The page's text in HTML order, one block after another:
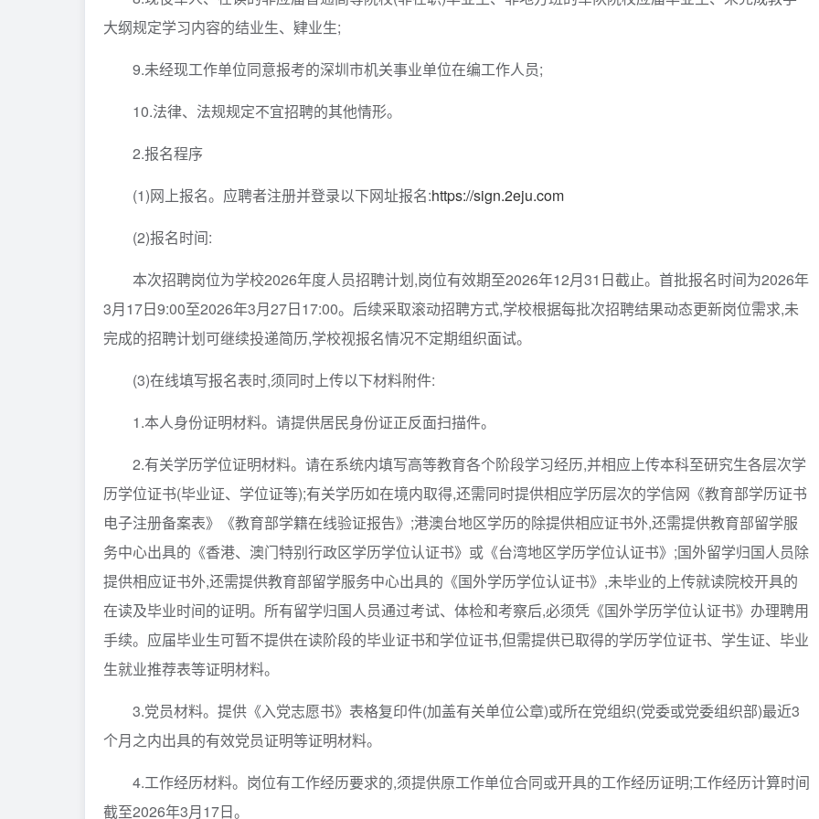
大纲规定学习内容的结业生、肄业生;
9.未经现工作单位同意报考的深圳市机关事业单位在编工作人员;
10.法律、法规规定不宜招聘的其他情形。
2.报名程序
(1)网上报名。应聘者注册并登录以下网址报名:https://sign.2eju.com
(2)报名时间:
本次招聘岗位为学校2026年度人员招聘计划,岗位有效期至2026年12月31日截止。首批报名时间为2026年
3月17日9:00至2026年3月27日17:00。后续采取滚动招聘方式,学校根据每批次招聘结果动态更新岗位需求,未
完成的招聘计划可继续投递简历,学校视报名情况不定期组织面试。
(3)在线填写报名表时,须同时上传以下材料附件:
1.本人身份证明材料。请提供居民身份证正反面扫描件。
2.有关学历学位证明材料。请在系统内填写高等教育各个阶段学习经历,并相应上传本科至研究生各层次学
历学位证书(毕业证、学位证等);有关学历如在境内取得,还需同时提供相应学历层次的学信网《教育部学历证书
电子注册备案表》《教育部学籍在线验证报告》;港澳台地区学历的除提供相应证书外,还需提供教育部留学服
务中心出具的《香港、澳门特别行政区学历学位认证书》或《台湾地区学历学位认证书》;国外留学归国人员除
提供相应证书外,还需提供教育部留学服务中心出具的《国外学历学位认证书》,未毕业的上传就读院校开具的
在读及毕业时间的证明。所有留学归国人员通过考试、体检和考察后,必须凭《国外学历学位认证书》办理聘用
手续。应届毕业生可暂不提供在读阶段的毕业证书和学位证书,但需提供已取得的学历学位证书、学生证、毕业
生就业推荐表等证明材料。
3.党员材料。提供《入党志愿书》表格复印件(加盖有关单位公章)或所在党组织(党委或党委组织部)最近3
个月之内出具的有效党员证明等证明材料。
4.工作经历材料。岗位有工作经历要求的,须提供原工作单位合同或开具的工作经历证明;工作经历计算时间
截至2026年3月17日。